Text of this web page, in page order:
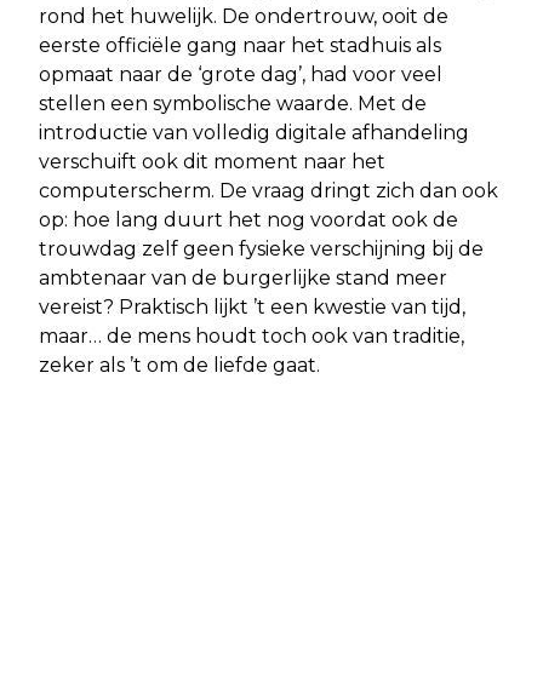
rond het huwelijk. De ondertrouw, ooit de
eerste officiële gang naar het stadhuis als
opmaat naar de ‘grote dag’, had voor veel
stellen een symbolische waarde. Met de
introductie van volledig digitale afhandeling
verschuift ook dit moment naar het
computerscherm. De vraag dringt zich dan ook
op: hoe lang duurt het nog voordat ook de
trouwdag zelf geen fysieke verschijning bij de
ambtenaar van de burgerlijke stand meer
vereist? Praktisch lijkt ’t een kwestie van tijd,
maar… de mens houdt toch ook van traditie,
zeker als ’t om de liefde gaat.